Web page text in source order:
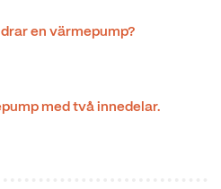
en värmepump?
med två innedelar.